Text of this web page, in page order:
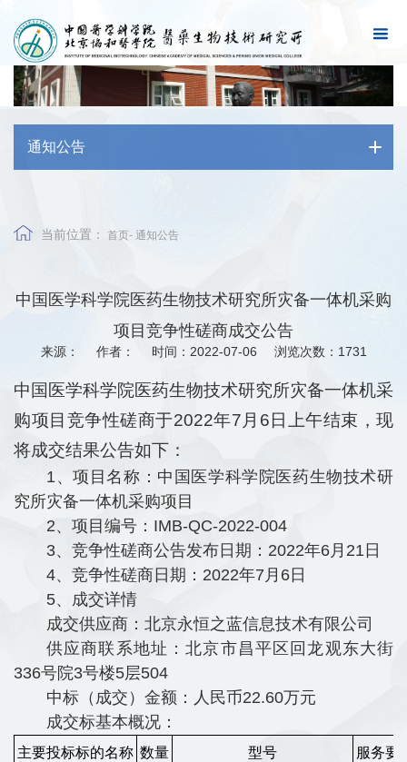
通知公告
当前位置： 首页- 通知公告
中国医学科学院医药生物技术研究所灾备一体机采购
项目竞争性磋商成交公告
来源： 作者： 时间：2022-07-06 浏览次数： 1731
中国医学科学院医药生物技术研究所灾备一体机采
购项目竞争性磋商于2022年7月6日上午结束，现
将成交结果公告如下：
1、项目名称：中国医学科学院医药生物技术研
究所灾备一体机采购项目
2、项目编号：IMB-QC-2022-004
3、竞争性磋商公告发布日期：2022年6月21日
4、竞争性磋商日期：2022年7月6日
5、成交详情
成交供应商：北京永恒之蓝信息技术有限公司
供应商联系地址：北京市昌平区回龙观东大街
336号院3号楼5层504
中标（成交）金额：人民币22.60万元
成交标基本概况：
主要投标标的名称 数量 型号 服务要